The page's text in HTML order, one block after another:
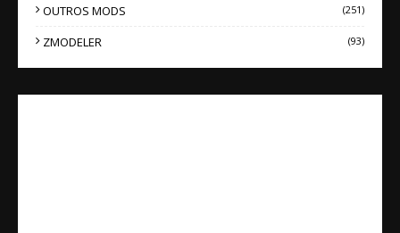
OUTROS MODS (251)
ZMODELER (93)